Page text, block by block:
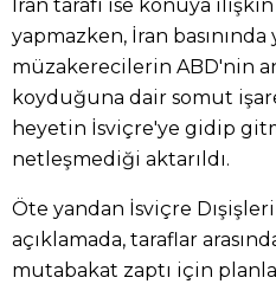
İran tarafı ise konuya
yapmazken, İran
müzakerecilerin ABD'nin
koyduğuna dair somut
heyetin İsviçre'ye gidip
netleşmediği aktarıldı.
Öte yandan İsviçre Dışişleri
açıklamada, taraflar
mutabakat zaptı için